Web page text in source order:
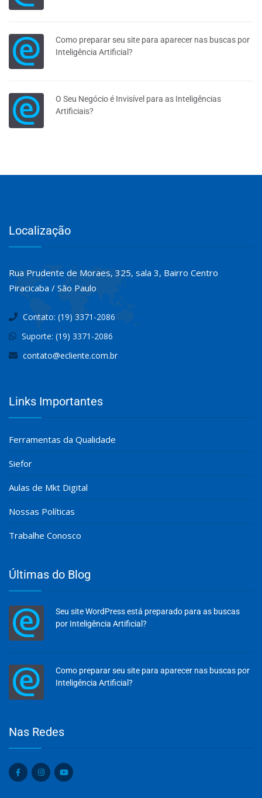
Como preparar seu site para aparecer nas buscas por
Inteligência Artificial?
O Seu Negócio é Invisível para as Inteligências
Artificiais?
Localização
Rua Prudente de Moraes, 325, sala 3, Bairro Centro
Piracicaba / São Paulo
Contato: (19) 3371-2086
Suporte: (19) 3371-2086
contato@ecliente.com.br
Links Importantes
Ferramentas da Qualidade
Siefor
Aulas de Mkt Digital
Nossas Políticas
Trabalhe Conosco
Últimas do Blog
Seu site WordPress está preparado para as buscas
por Inteligência Artificial?
Como preparar seu site para aparecer nas buscas por
Inteligência Artificial?
Nas Redes
Olá, insira seus dados para continuar.
Nome